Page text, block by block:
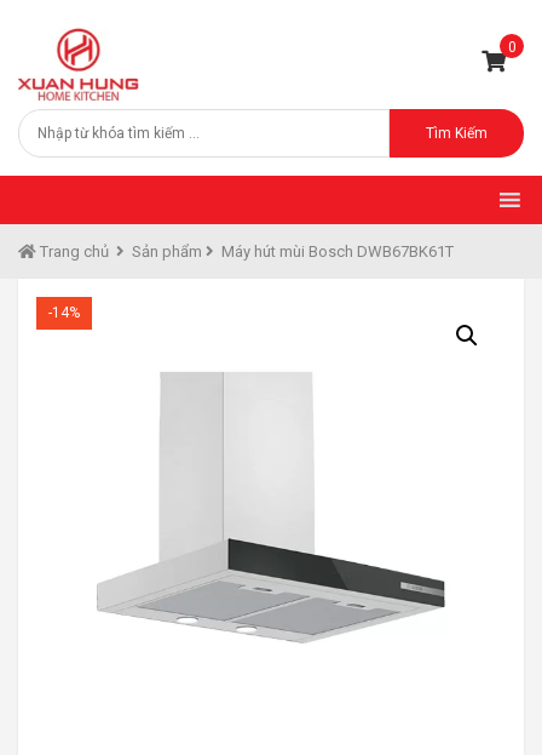
0
Tìm Kiếm
Trang chủ Sản phẩm Máy hút mùi Bosch DWB67BK61T
-14%